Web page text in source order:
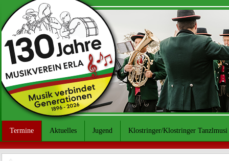
Termine Aktuelles Jugend Klostringer/Klostringer Tanzlmusi